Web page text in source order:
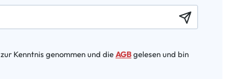
zur Kenntnis genommen und dieAGBgelesen und bin